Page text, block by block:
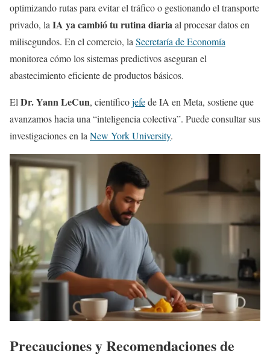
optimizando rutas para evitar el tráfico o gestionando el transporte
privado, la IA ya cambió tu rutina diariaal procesar datos en
milisegundos. En el comercio, la Secretaría de Economía
monitorea cómo los sistemas predictivos aseguran el
abastecimiento eficiente de productos básicos.
El Dr. Yann LeCun, científicojefede IA en Meta, sostiene que
avanzamos hacia una “inteligencia colectiva”. Puede consultar sus
investigaciones en la New York University.
Precauciones y Recomendaciones de